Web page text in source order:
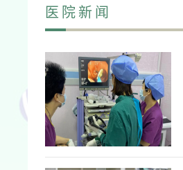
医院新闻